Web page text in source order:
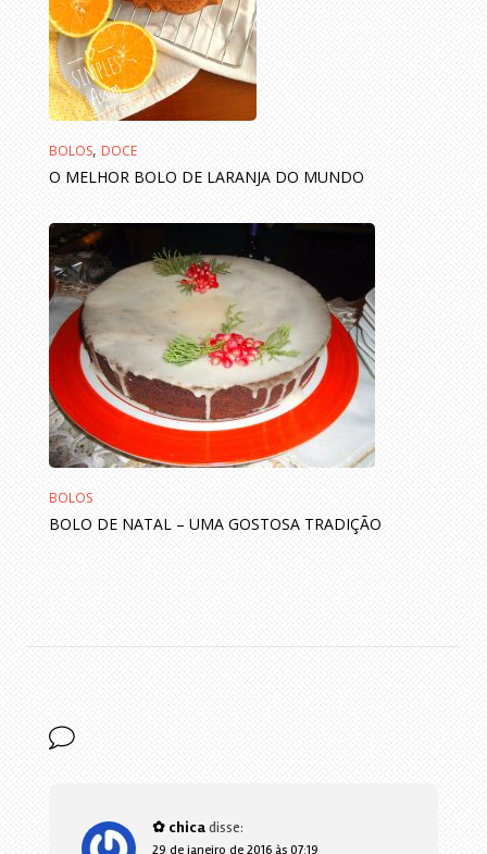
BOLOS, DOCE
O MELHOR BOLO DE LARANJA DO MUNDO
BOLOS
BOLO DE NATAL – UMA GOSTOSA TRADIÇÃO
✿ chicadisse:
29 de janeiro de 2016 às 07:19